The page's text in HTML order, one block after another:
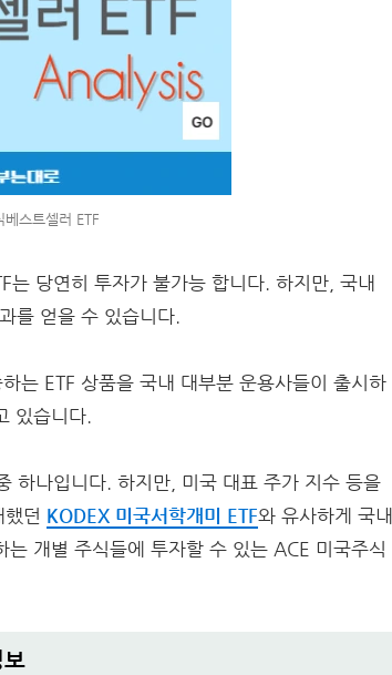
베스트셀러 ETF
는 당연히 투자가 불가능 합니다. 하지만, 국내
를 얻을 수 있습니다.
는 ETF 상품을 국내 대부분 운용사들이 출시하
있습니다.
하나입니다. 하지만, 미국 대표 주가 지수 등을
던 KODEX 미국서학개미 ETF와 유사하게 국내
개별 주식들에 투자할 수 있는 ACE 미국주식